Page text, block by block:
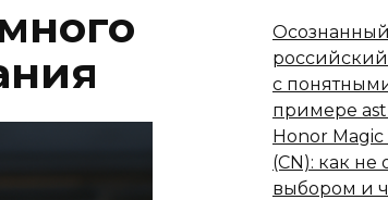
с
примере
Honor
(CN): как
выбором и